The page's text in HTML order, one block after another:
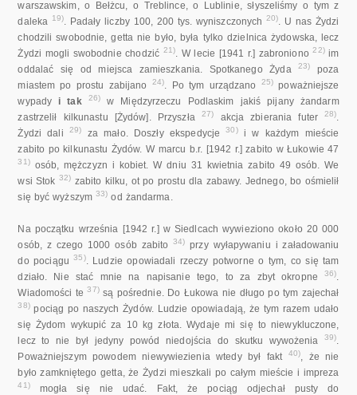
warszawskim, o Bełżcu, o Treblince, o Lublinie, słyszeliśmy o tym z
daleka 19). Padały liczby 100, 200 tys. wyniszczonych20). U nas Żydzi
chodzili swobodnie, getta nie było, była tylko dzielnica żydowska, lecz
Żydzi mogli swobodnie chodzić 21). W lecie [1941 r.] zabroniono22)im
oddalać się od miejsca zamieszkania. Spotkanego Żyda23)
poza
miastem po prostu zabijano
24). Po tym urządzano 25) poważniejsze
wypady i tak 26)
w Międzyrzeczu Podlaskim jakiś pijany żandarm
zastrzelił kilkunastu [Żydów]. Przyszła
27) akcja zbierania futer28).
Żydzi dali29) za mało. Doszły ekspedycje30)i w każdym mieście
zabito po kilkunastu Żydów. W marcu b.r. [1942 r.] zabito w Łukowie 47
31)osób, mężczyzn i kobiet. W dniu 31 kwietnia zabito 49 osób. We
wsi Stok 32) zabito kilku, ot po prostu dla zabawy. Jednego, bo ośmielił
się być wyższym33) od żandarma.
Na początku września [1942 r.] w Siedlcach wywieziono około 20 000
osób, z czego 1000 osób zabito34) przy wyłapywaniu i załadowaniu
do pociągu35). Ludzie opowiadali rzeczy potworne o tym, co się tam
działo. Nie stać mnie na napisanie tego, to za zbyt okropne36).
Wiadomości te37)są pośrednie. Do Łukowa nie długo po tym zajechał
38)pociąg po naszych Żydów. Ludzie opowiadają, że tym razem udało
się Żydom wykupić za 10 kg złota. Wydaje mi się to niewykluczone,
lecz to nie był jedyny powód niedojścia do skutku wywożenia39).
Poważniejszym powodem niewywiezienia wtedy był fakt
40), że nie
było zamkniętego getta, że Żydzi mieszkali po całym mieście i impreza
41)mogła się nie udać. Fakt, że pociąg odjechał pusty do